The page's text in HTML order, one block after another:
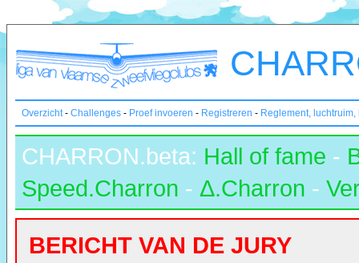
Overzicht- Challenges - Proef invoeren - Registreren - Reglement,
CHARRON.beta: Hall of fame -
Speed.Charron - Δ.Charron -
BERICHT VAN DE JURY